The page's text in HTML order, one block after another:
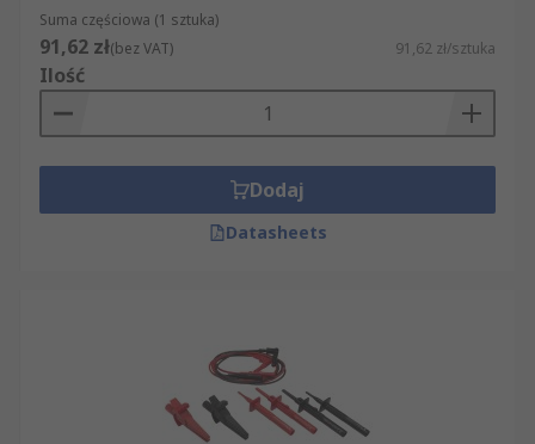
Suma częściowa (1 sztuka)
91,62 zł(bez VAT) 91,62 zł/sztuka
Ilość
Dodaj
Datasheets